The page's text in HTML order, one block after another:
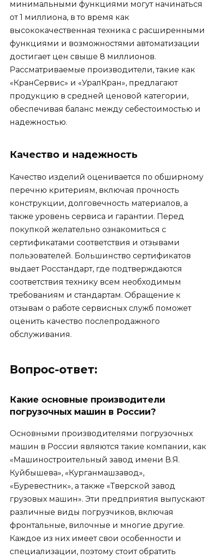
минимальными функциями могут начинаться
от 1 миллиона, в то время как
высококачественная техника с расширенными
функциями и возможностями автоматизации
достигает цен свыше 8 миллионов.
Рассматриваемые производители, такие как
«КранСервис» и «УралКран», предлагают
продукцию в средней ценовой категории,
обеспечивая баланс между себестоимостью и
надежностью.
Качество и надежность
Качество изделий оценивается по обширному
перечню критериям, включая прочность
конструкции, долговечность материалов, а
также уровень сервиса и гарантии. Перед
покупкой желательно ознакомиться с
сертификатами соответствия и отзывами
пользователей. Большинство сертификатов
выдает Росстандарт, где подтверждаются
соответствия технику всем необходимым
требованиям и стандартам. Обращение к
отзывам о работе сервисных служб поможет
оценить качество послепродажного
обслуживания.
Вопрос-ответ:
Какие основные производители
погрузочных машин в России?
Основными производителями погрузочных
машин в России являются такие компании, как
«Машиностроительный завод имени В.Я.
Куйбышева», «Курганмашзавод»,
«Буревестник», а также «Тверской завод
грузовых машин». Эти предприятия выпускают
различные виды погрузчиков, включая
фронтальные, вилочные и многие другие.
Каждое из них имеет свои особенности и
специализации, поэтому стоит обратить